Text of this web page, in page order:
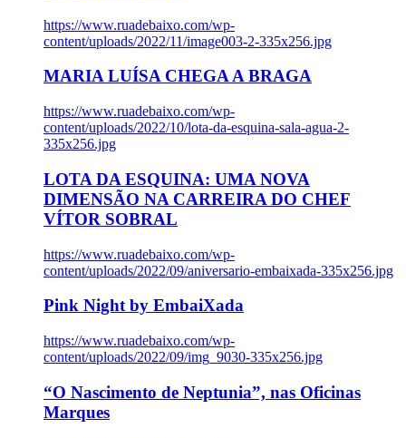
https://www.ruadebaixo.com/wp-
content/uploads/2022/11/image003-2-335x256.jpg
MARIA LUÍSA CHEGA A BRAGA
https://www.ruadebaixo.com/wp-
content/uploads/2022/10/lota-da-esquina-sala-agua-2-
335x256.jpg
LOTA DA ESQUINA: UMA NOVA
DIMENSÃO NA CARREIRA DO CHEF
VÍTOR SOBRAL
https://www.ruadebaixo.com/wp-
content/uploads/2022/09/aniversario-embaixada-335x256.jpg
Pink Night by EmbaiXada
https://www.ruadebaixo.com/wp-
content/uploads/2022/09/img_9030-335x256.jpg
“O Nascimento de Neptunia”, nas Oficinas
Marques